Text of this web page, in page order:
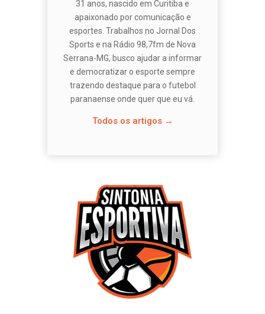
31 anos, nascido em Curitiba e
apaixonado por comunicação e
esportes. Trabalhos no Jornal Dos
Sports e na Rádio 98,7fm de Nova
Serrana-MG, busco ajudar a informar
e democratizar o esporte sempre
trazendo destaque para o futebol
paranaense onde quer que eu vá.
Todos os artigos →